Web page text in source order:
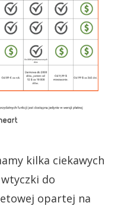
kilka ciekawych
do
opartej na